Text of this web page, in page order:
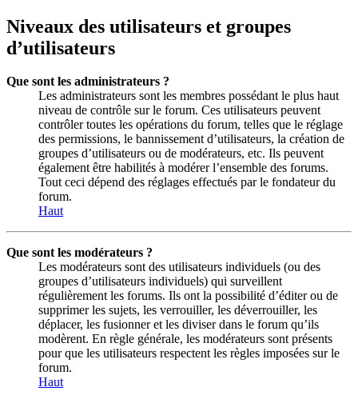
Niveaux des utilisateurs et groupes
d’utilisateurs
Que sont les administrateurs ?
Les administrateurs sont les membres possédant le plus haut
niveau de contrôle sur le forum. Ces utilisateurs peuvent
contrôler toutes les opérations du forum, telles que le réglage
des permissions, le bannissement d’utilisateurs, la création de
groupes d’utilisateurs ou de modérateurs, etc. Ils peuvent
également être habilités à modérer l’ensemble des forums.
Tout ceci dépend des réglages effectués par le fondateur du
forum.
Haut
Que sont les modérateurs ?
Les modérateurs sont des utilisateurs individuels (ou des
groupes d’utilisateurs individuels) qui surveillent
régulièrement les forums. Ils ont la possibilité d’éditer ou de
supprimer les sujets, les verrouiller, les déverrouiller, les
déplacer, les fusionner et les diviser dans le forum qu’ils
modèrent. En règle générale, les modérateurs sont présents
pour que les utilisateurs respectent les règles imposées sur le
forum.
Haut